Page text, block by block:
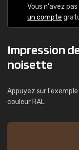
Vous n'avez
un compte
Impression
noisette
Appuyez sur
couleur RAL: